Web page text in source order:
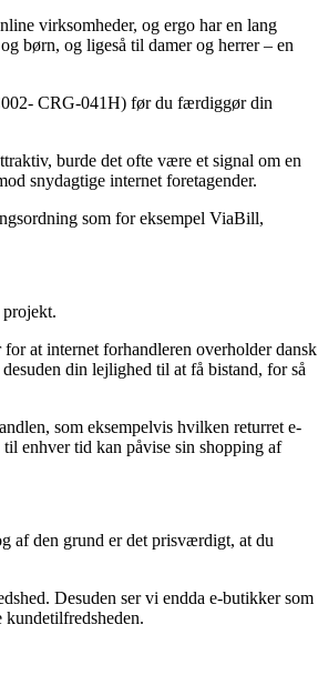
virksomheder, og ergo har en lang
børn, og ligeså til damer og herrer – en
CRG-041H) før du færdiggør din
burde det ofte være et signal om en
snydagtige internet foretagender.
som for eksempel ViaBill,
at internet forhandleren overholder dansk
din lejlighed til at få bistand, for så
som eksempelvis hvilken returret e-
enhver tid kan påvise sin shopping af
af den grund er det prisværdigt, at du
Desuden ser vi endda e-butikker som